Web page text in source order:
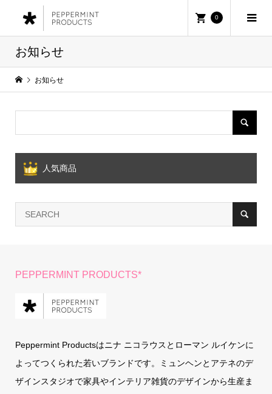
0
お知らせ
お知らせ
人気商品
PEPPERMINT PRODUCTS*
Peppermint Productsはニナ ニコラウスとローマン ルイケンに
よってつくられた若いブランドです。ミュンヘンとアテネのデ
ザインスタジオで家具やインテリア雑貨のデザインから生産ま